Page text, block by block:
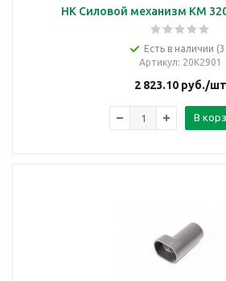
HK Силовой механизм КМ
Есть в наличии
Артикул: 20K2901
2 823.10 руб./шт
В